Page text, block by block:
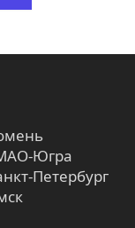
Югра
Петербург